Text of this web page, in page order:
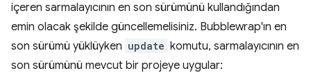
içeren sarmalayıcının en son sürümünü kullandığından
emin olacak şekilde güncellemelisiniz. Bubblewrap'ın en
son sürümü yüklüyken update komutu, sarmalayıcının en
son sürümünü mevcut bir projeye uygular: